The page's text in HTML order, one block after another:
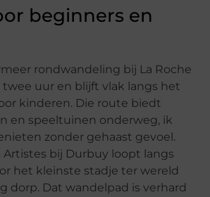
beginners en
rondwandeling bij La Roche
uur en blijft vlak langs het
kinderen. Die route biedt
en speeltuinen onderweg, ik
zonder gehaast gevoel.
Artistes bij Durbuy loopt langs
het kleinste stadje ter wereld
dorp. Dat wandelpad is verhard